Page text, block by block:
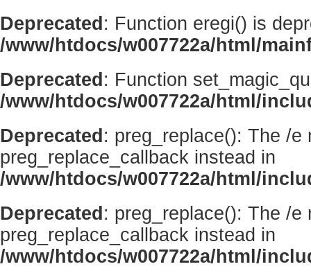
Deprecated : Function eregi() is
/www/htdocs/w007722a/html/
Deprecated : Function
/www/htdocs/w007722a/html/
Deprecated : preg_replace(): The /
preg_replace_callback instead in
/www/htdocs/w007722a/html/
Deprecated : preg_replace(): The /
preg_replace_callback instead in
/www/htdocs/w007722a/html/